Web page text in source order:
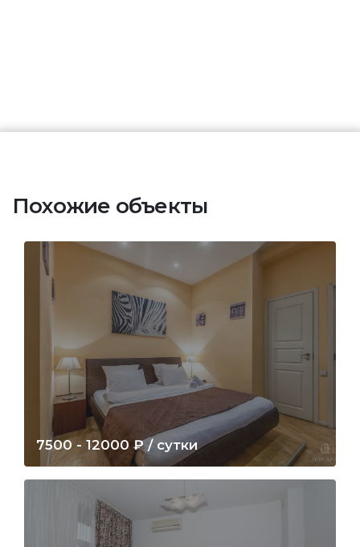
Похожие объекты
Квартира
Кутузовский
проспект,
д.24
7500 - 12000 ₽ / сутки
Кутузовский проспект, д.24
ЗАБРОНИРОВАТЬ
Квартира
Арбат,